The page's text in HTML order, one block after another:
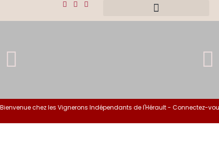
chez les Vignerons Indépendants de l'Hérault - Connectez-